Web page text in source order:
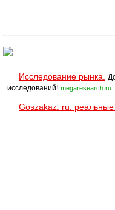
Исследование рынка.
исследований! megaresearch.ru
Goszakaz. ru: